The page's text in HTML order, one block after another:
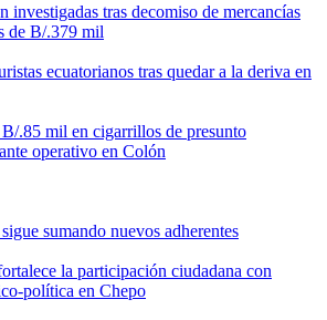
investigadas tras decomiso de mercancías
de B/.379 mil
ecuatorianos tras quedar a la deriva en
.85 mil en cigarrillos de presunto
operativo en Colón
sumando nuevos adherentes
la participación ciudadana con
política en Chepo